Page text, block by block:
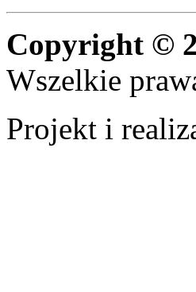
Copyright ©
Wszelkie
Projekt i